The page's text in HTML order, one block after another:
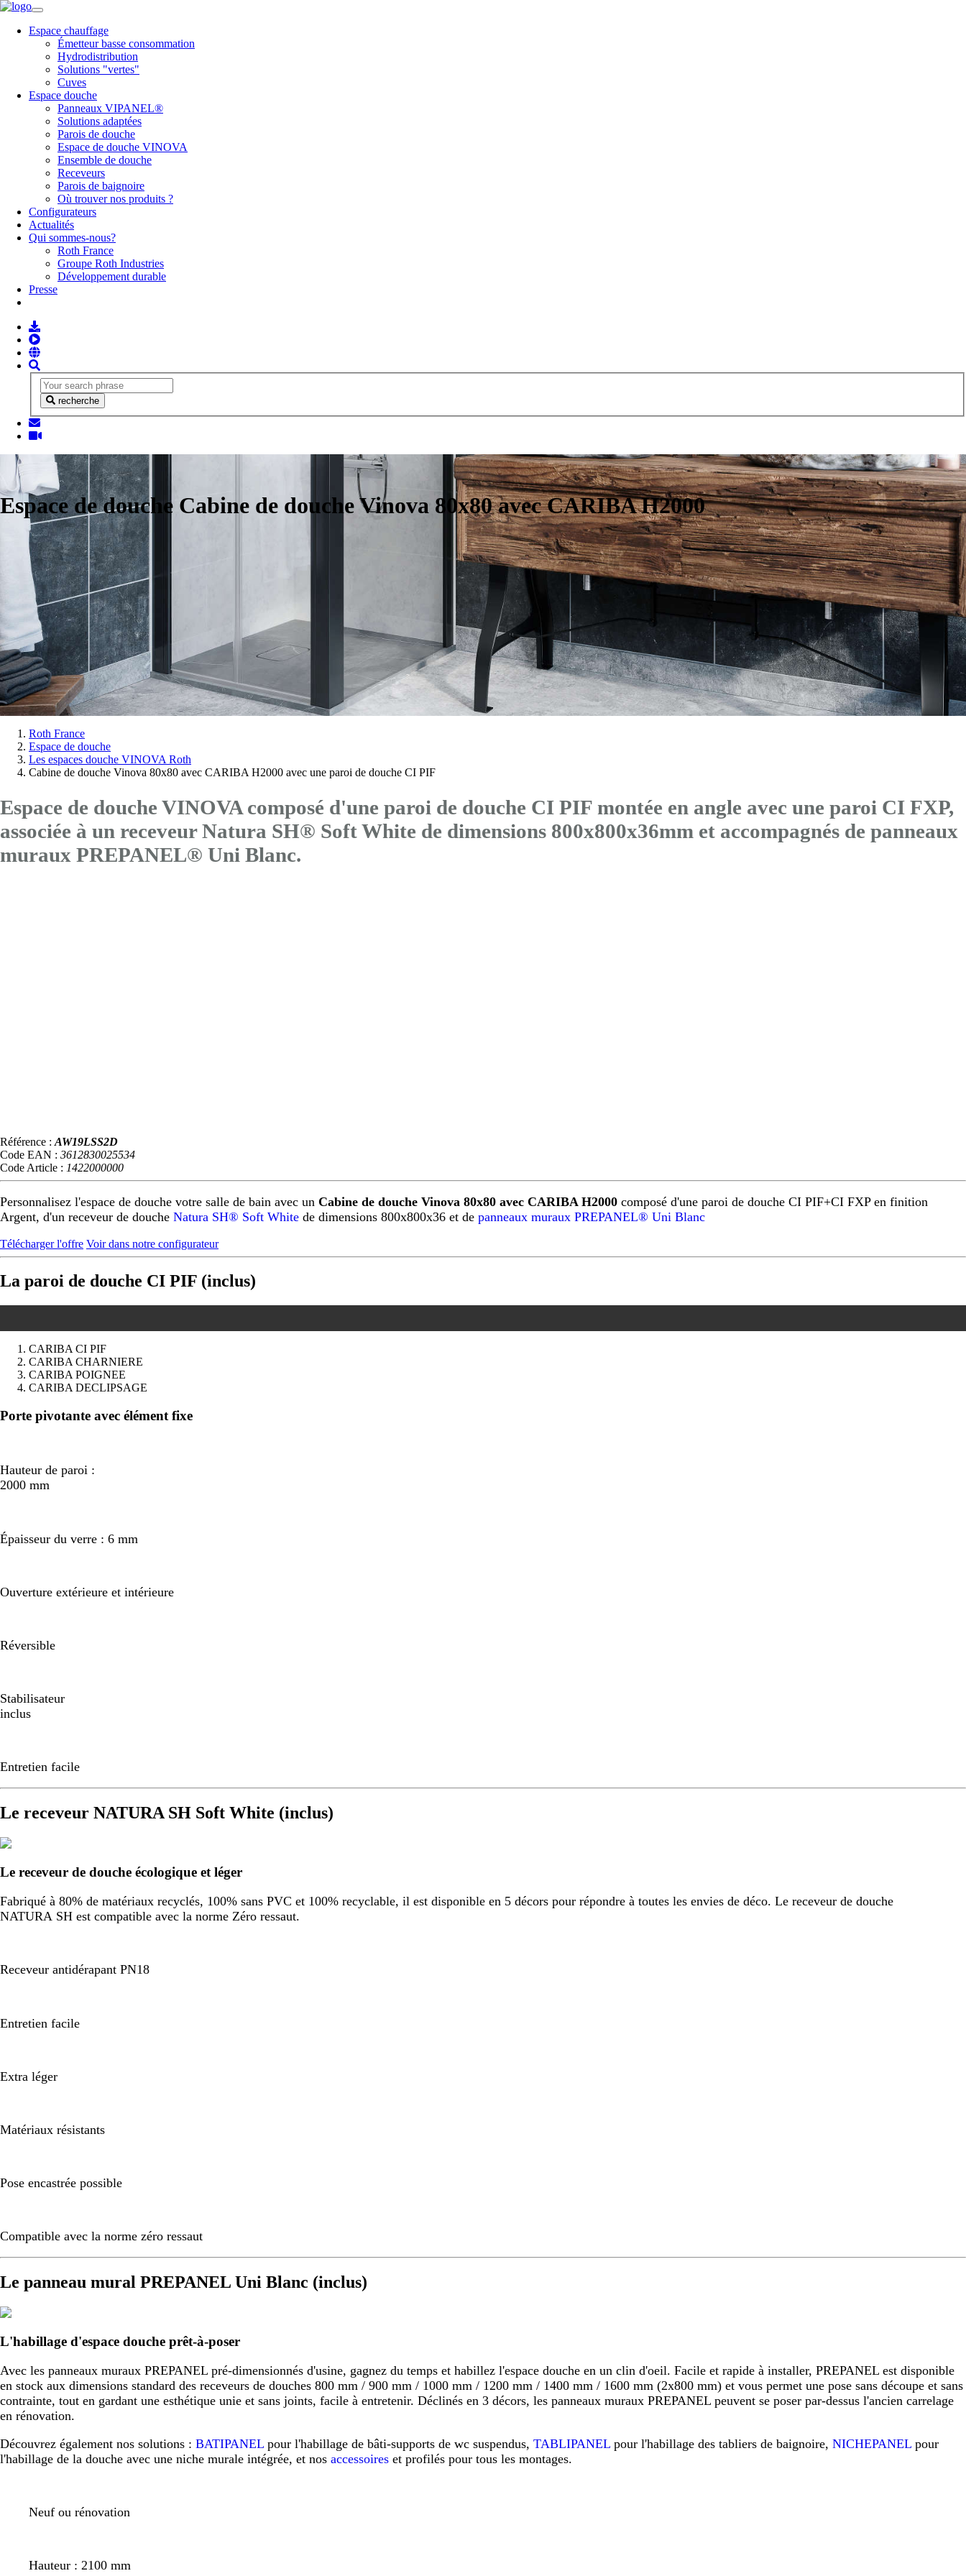
Espace chauffage
Émetteur basse consommation
Hydrodistribution
Solutions "vertes"
Cuves
Espace douche
Panneaux VIPANEL®
Solutions adaptées
Parois de douche
Espace de douche VINOVA
Ensemble de douche
Receveurs
Parois de baignoire
Où trouver nos produits ?
Configurateurs
Actualités
Qui sommes-nous?
Roth France
Groupe Roth Industries
Développement durable
Presse
recherche
Espace de douche Cabine de douche Vinova 80x80 avec CARIBA H2000
Vous
êtes
Roth France
Espace de douche
Les espaces douche VINOVA Roth
Cabine de douche Vinova 80x80 avec CARIBA H2000 avec une paroi de douche CI PIF
Espace de douche VINOVA composé d'une paroi de douche CI PIF montée en angle avec une paroi CI FXP,
associée à un receveur Natura SH® Soft White de dimensions 800x800x36mm et accompagnés de panneaux
muraux PREPANEL® Uni Blanc.
Référence : AW19LSS2D
Code EAN : 3612830025534
Code Article : 1422000000
Personnalisez l'espace de douche votre salle de bain avec un Cabine de douche Vinova 80x80 avec CARIBA H2000 composé d'une paroi de douche CI PIF+CI FXP en finition
Argent, d'un receveur de douche Natura SH® Soft White de dimensions 800x800x36 et de panneaux muraux PREPANEL® Uni Blanc
Télécharger l'offre Voir dans notre configurateur
La paroi de douche CI PIF (inclus)
CARIBA CI PIF
CARIBA CHARNIERE
CARIBA POIGNEE
CARIBA DECLIPSAGE
Précédent
Suivant
Porte pivotante avec élément fixe
Hauteur de paroi :
2000 mm
Épaisseur du verre : 6 mm
Ouverture extérieure et intérieure
Réversible
Stabilisateur
inclus
Entretien facile
Le receveur NATURA SH Soft White (inclus)
Le receveur de douche écologique et léger
Fabriqué à 80% de matériaux recyclés, 100% sans PVC et 100% recyclable, il est disponible en 5 décors pour répondre à toutes les envies de déco. Le receveur de douche
NATURA SH est compatible avec la norme Zéro ressaut.
Receveur antidérapant PN18
Entretien facile
Extra léger
Matériaux résistants
Pose encastrée possible
Compatible avec la norme zéro ressaut
Le panneau mural PREPANEL Uni Blanc (inclus)
L'habillage d'espace douche prêt-à-poser
Avec les panneaux muraux PREPANEL pré-dimensionnés d'usine, gagnez du temps et habillez l'espace douche en un clin d'oeil. Facile et rapide à installer, PREPANEL est disponible
en stock aux dimensions standard des receveurs de douches 800 mm / 900 mm / 1000 mm / 1200 mm / 1400 mm / 1600 mm (2x800 mm) et vous permet une pose sans découpe et sans
contrainte, tout en gardant une esthétique unie et sans joints, facile à entretenir. Déclinés en 3 décors, les panneaux muraux PREPANEL peuvent se poser par-dessus l'ancien carrelage
en rénovation.
Découvrez également nos solutions : BATIPANEL pour l'habillage de bâti-supports de wc suspendus, TABLIPANEL pour l'habillage des tabliers de baignoire, NICHEPANEL pour
l'habillage de la douche avec une niche murale intégrée, et nos accessoires et profilés pour tous les montages.
Neuf ou rénovation
Hauteur : 2100 mm